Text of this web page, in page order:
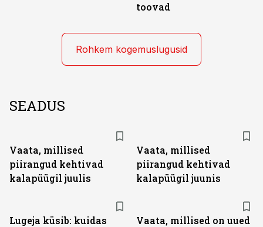
toovad
Rohkem kogemuslugusid
SEADUS
Vaata, millised
piirangud kehtivad
kalapüügil juulis
Vaata, millised
piirangud kehtivad
kalapüügil juunis
Lugeja küsib: kuidas
Vaata, millised on uued